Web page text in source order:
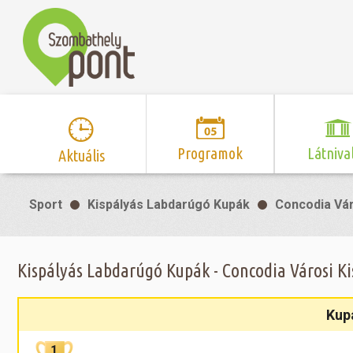
Aktuális Programok
Program naptár
Szent Márton
Top
Zsidó
Hírek
Kispályás
Sport Kispályás Labdarúgó Kupák Concodia
Kispályás Labdarúgó Kupák - Concodia Városi